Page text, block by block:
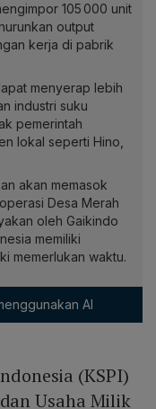
105 000 unit
output
kerja di pabrik
menyerap lebih
industri suku
pemerintah
lokal seperti Hino,
akan memasok
Desa Merah
oleh Gaikindo
memiliki
memerlukan waktu.
AI
(KSPI)
Usaha Milik